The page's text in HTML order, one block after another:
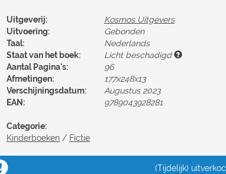
Uitgeverij:
Kosmos Uitgevers
Uitvoering:
Gebonden
Taal:
Nederlands
Staat van het boek:
Licht beschadigd
Aantal Pagina's:
96
Afmetingen:
177x248x13
Verschijningsdatum:
Augustus 2023
EAN:
9789043928281
Categorie:
Kinderboeken / Fictie
(Tijdelijk)